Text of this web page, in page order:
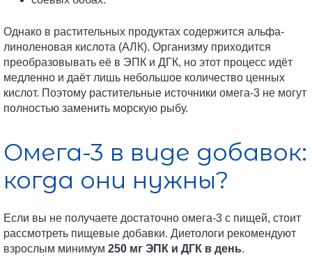
Однако в растительных продуктах содержится альфа-
линоленовая кислота (АЛК). Организму приходится
преобразовывать её в ЭПК и ДГК, но этот процесс идёт
медленно и даёт лишь небольшое количество ценных
кислот. Поэтому растительные источники омега-3 не могут
полностью заменить морскую рыбу.
Омега-3 в виде добавок:
когда они нужны?
Если вы не получаете достаточно омега-3 с пищей, стоит
рассмотреть пищевые добавки. Диетологи рекомендуют
взрослым минимум 250 мг ЭПК и ДГК в день.